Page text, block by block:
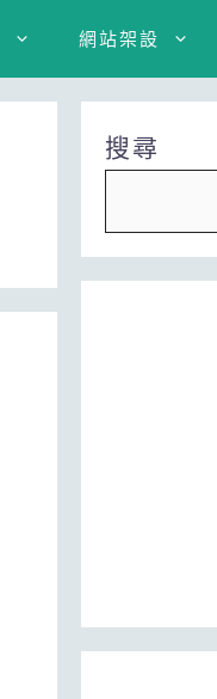
網站架設
搜尋